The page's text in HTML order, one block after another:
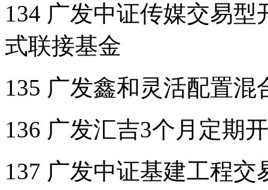
134 广发中证传媒交易
式联接基金
135 广发鑫和灵活配置
136 广发汇吉3个月定期
137 广发中证基建工程